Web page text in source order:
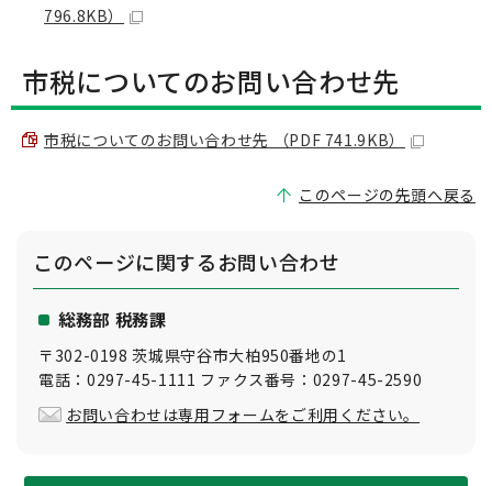
796.8KB）
市税についてのお問い合わせ先
市税についてのお問い合わせ先 （PDF 741.9KB）
このページの先頭へ戻る
このページに関するお問い合わせ
総務部 税務課
〒302-0198 茨城県守谷市大柏950番地の1
電話：0297-45-1111 ファクス番号：0297-45-2590
お問い合わせは専用フォームをご利用ください。